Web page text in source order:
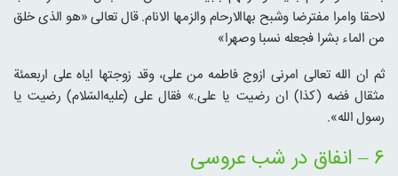
لاحقا وامرا مفترضا وشبح بهاالارحام والزمها الانام. قال تعالی «هو الذی خلق
من الماء بشرا فجعله نسبا وصهرا»
ثم ان الله تعالی امرنی ازوج فاطمه من علی، وقد زوجتها ایاه علی اربعمئة
مثقال فضه (کذا) ان رضیت یا علی.» فقال علی (علیه‌السّلام) رضیت یا
رسول الله».
۶ – انفاق در شب عروسی